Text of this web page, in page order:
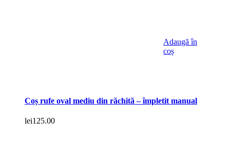
Adaugă în
coș
Coș rufe oval mediu din răchită – împletit manual
lei125.00